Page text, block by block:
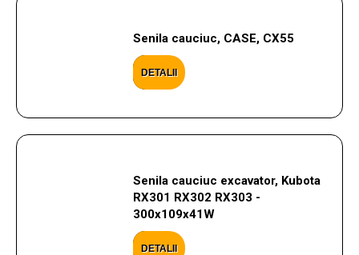
Senila cauciuc, CASE, CX55
DETALII
Senila cauciuc excavator, Kubota
RX301 RX302 RX303 -
300x109x41W
DETALII